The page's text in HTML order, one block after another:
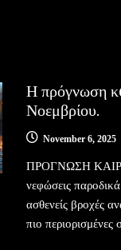
Η πρόγνωση
Νοεμβρίου.
November 6, 2025
ΠΡΟΓΝΩΣΗ
νεφώσεις
ασθενείς βροχές
πιο